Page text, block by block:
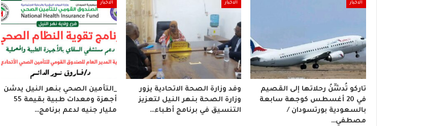
الاخبار
تاركو تُدشِّنُ رحلاتها إلى القصيم
في 20 أغسطس كوجهة سابعة
بالسعودية بورتسودان /
مصطفي…
الاخبار
وفد وزارة الصحة الاتحادية يزور
وزارة الصحة بنهر النيل لتعزيز
التنسيق في برنامج أطباء…
الاخبار
_التأمين الصحي بنهر النيل يدشن
أجهزة ومعدات طبية بقيمة 55
مليار جنيه لدعم برنامج…